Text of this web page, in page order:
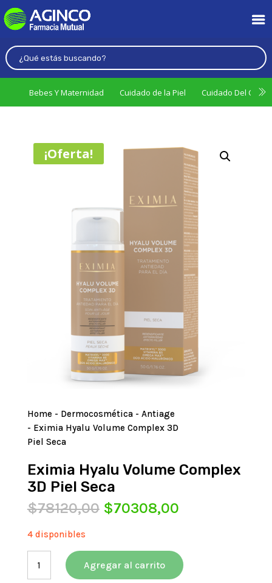
Bebes Y Maternidad Cuidado de la Piel Cuidado Del
¡Oferta!
Home - Dermocosmética- Antiage
- Eximia Hyalu Volume Complex 3D
Piel Seca
Eximia Hyalu Volume Complex
3D Piel Seca
$78120,00 El
era:
$78120,00.
$70308,00El
es:
$70308,00.
4 disponibles
Hyalu
Agregar al carrito